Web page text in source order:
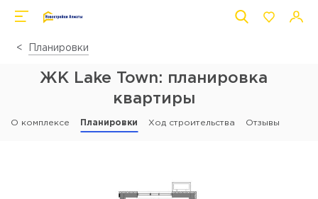
Планировки
ЖК Lake Town: планировка
квартиры
О комплексе Планировки Ход строительства Отзывы